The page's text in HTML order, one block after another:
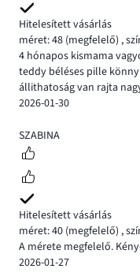
Hitelesített vásárlás
méret: 48 (megfelelő) ,
4 hónapos kismama
teddy béléses pille
állithatoság van rajta
2026-01-30
5
SZABINA
Hitelesített vásárlás
méret: 40 (megfelelő) ,
A mérete megfelelő.
2026-01-27